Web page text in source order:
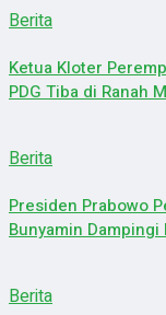
Berita
Ketua Kloter
PDG Tiba di Ranah
Berita
Presiden Prabowo
Bunyamin
Berita